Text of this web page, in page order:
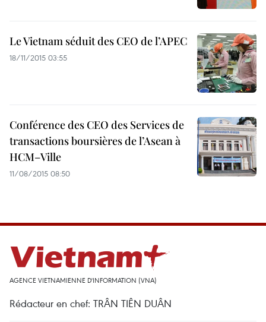
Le Vietnam séduit des CEO de l’APEC
18/11/2015 03:55
Conférence des CEO des Services de
transactions boursières de l’Asean à
HCM–Ville
11/08/2015 08:50
AGENCE VIETNAMIENNE D'INFORMATION (VNA)
Rédacteur en chef: TRÂN TIÊN DUÂN